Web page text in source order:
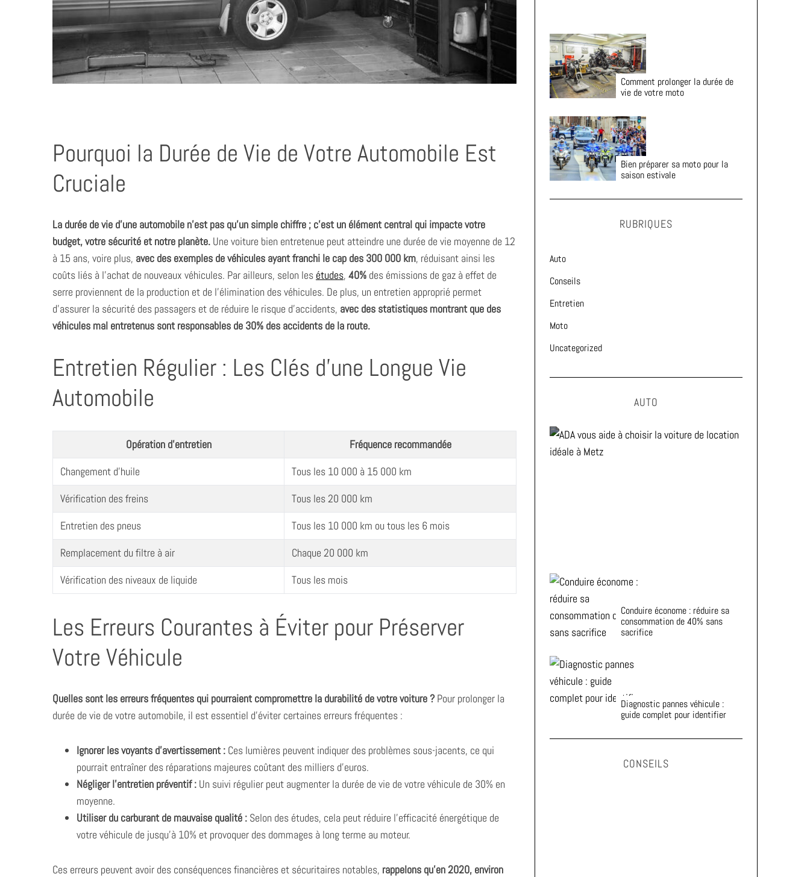
Pourquoi la Durée de Vie de Votre Automobile Est
Cruciale
La durée de vie d’une automobile n’est pas qu’un simple chiffre ; c’est un élément central qui impacte votre
budget, votre sécurité et notre planète. Une voiture bien entretenue peut atteindre une durée de vie moyenne de 12
à 15 ans, voire plus, avec des exemples de véhicules ayant franchi le cap des 300 000 km, réduisant ainsi les
coûts liés à l’achat de nouveaux véhicules. Par ailleurs, selon les études, 40% des émissions de gaz à effet de
serre proviennent de la production et de l’élimination des véhicules. De plus, un entretien approprié permet
d’assurer la sécurité des passagers et de réduire le risque d’accidents, avec des statistiques montrant que des
véhicules mal entretenus sont responsables de 30% des accidents de la route.
Entretien Régulier : Les Clés d’une Longue Vie
Automobile
Opération d’entretien
Fréquence recommandée
Changement d’huile
Tous les 10 000 à 15 000 km
Vérification des freins
Tous les 20 000 km
Entretien des pneus
Tous les 10 000 km ou tous les 6 mois
Remplacement du filtre à air
Chaque 20 000 km
Vérification des niveaux de liquide
Tous les mois
Les Erreurs Courantes à Éviter pour Préserver
Votre Véhicule
Quelles sont les erreurs fréquentes qui pourraient compromettre la durabilité de votre voiture ?Pour prolonger la
durée de vie de votre automobile, il est essentiel d’éviter certaines erreurs fréquentes :
Ignorer les voyants d’avertissement : Ces lumières peuvent indiquer des problèmes sous-jacents, ce qui
pourrait entraîner des réparations majeures coûtant des milliers d’euros.
Négliger l’entretien préventif : Un suivi régulier peut augmenter la durée de vie de votre véhicule de 30% en
moyenne.
Utiliser du carburant de mauvaise qualité : Selon des études, cela peut réduire l’efficacité énergétique de
votre véhicule de jusqu’à 10% et provoquer des dommages à long terme au moteur.
Ces erreurs peuvent avoir des conséquences financières et sécuritaires notables, rappelons qu’en 2020, environ
Comment prolonger la durée de
vie de votre moto
Bien préparer sa moto pour la
saison estivale
RUBRIQUES
Auto
Conseils
Entretien
Moto
Uncategorized
AUTO
Conduire économe : réduire sa
consommation de 40% sans
sacrifice
Diagnostic pannes véhicule :
guide complet pour identifier
CONSEILS
a
c
h
o
: